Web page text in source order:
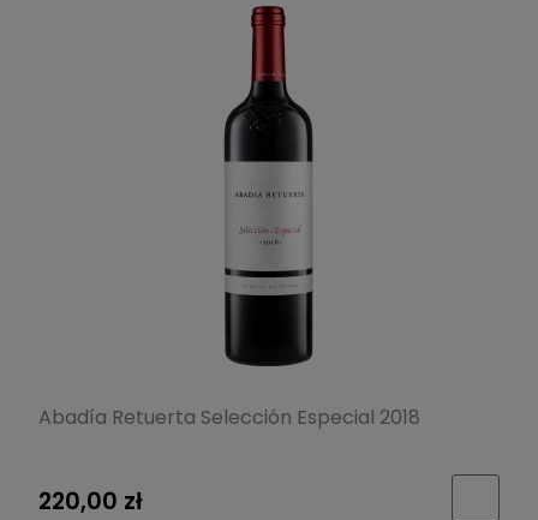
Abadía Retuerta Selección Especial 2018
220,00 zł